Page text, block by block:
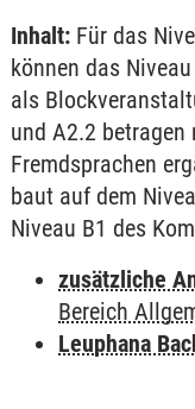
Inhalt: Für das
können das
als
und A2.2 betragen
Fremdsprachen
baut auf dem
Niveau B1 des
zusätzliche
Bereich
Leuphana